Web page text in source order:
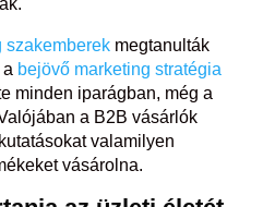
szakemberekmegtanulták
a bejövő marketing stratégia
minden iparágban, még a
a B2B vásárlók
valamilyen
vásárolna.